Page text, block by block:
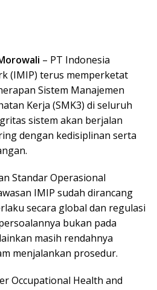
– PT Indonesia
(IMIP) terus memperketat
Sistem Manajemen
Kerja (SMK3) di seluruh
sistem akan berjalan
dengan kedisiplinan serta
Standar Operasional
IMIP sudah dirancang
secara global dan regulasi
bukan pada
masih rendahnya
menjalankan prosedur.
Occupational Health and